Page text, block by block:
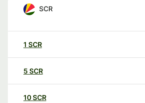
SCR
1 SCR
5 SCR
10SCR